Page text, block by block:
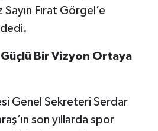
Sayın Fırat Görgel’e
Bir Vizyon Ortaya
Genel Sekreteri Serdar
son yıllarda spor